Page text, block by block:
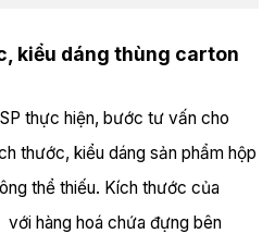
kiểu dáng thùng carton
thực hiện, bước tư vấn cho
thước, kiểu dáng sản phẩm hộp
thể thiếu. Kích thước của
hàng hoá chứa đựng bên